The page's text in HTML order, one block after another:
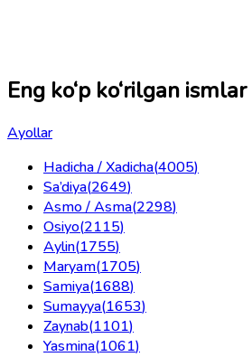
Eng ko‘p ko‘rilgan ismlar
Ayollar
Hadicha / Xadicha(4005)
Sa’diya(2649)
Asmo / Asma(2298)
Osiyo(2115)
Aylin(1755)
Maryam(1705)
Samiya(1688)
Sumayya(1653)
Zaynab(1101)
Yasmina(1061)